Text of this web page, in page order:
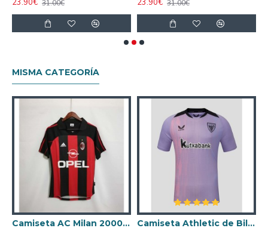
23.90€ 31.00€
23.90€ 31.00€
MISMA CATEGORÍA
Camiseta AC Milan 2000/2001 Local Retro
Camiseta Athletic de Bilbao 2024/2025 Alternativo